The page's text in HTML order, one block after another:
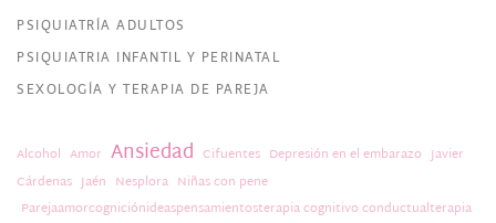
PSIQUIATRÍA ADULTOS
PSIQUIATRIA INFANTIL Y PERINATAL
SEXOLOGÍA Y TERAPIA DE PAREJA
Alcohol Amor Ansiedad Cifuentes Depresión en el embarazo Javier
Cárdenas Jaén Nesplora Niñas con pene
Parejaamorcogniciónideaspensamientosterapia cognitivo conductualterapia